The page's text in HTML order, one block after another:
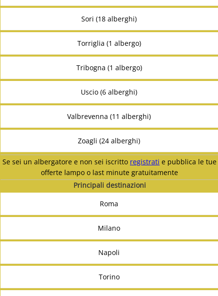
Sori (18 alberghi)
Torriglia (1 albergo)
Tribogna (1 albergo)
Uscio (6 alberghi)
Valbrevenna (11 alberghi)
Zoagli (24 alberghi)
Se sei un albergatore e non sei iscritto registrati e pubblica le tue
offerte lampo o last minute gratuitamente
Principali destinazioni
Roma
Milano
Napoli
Torino